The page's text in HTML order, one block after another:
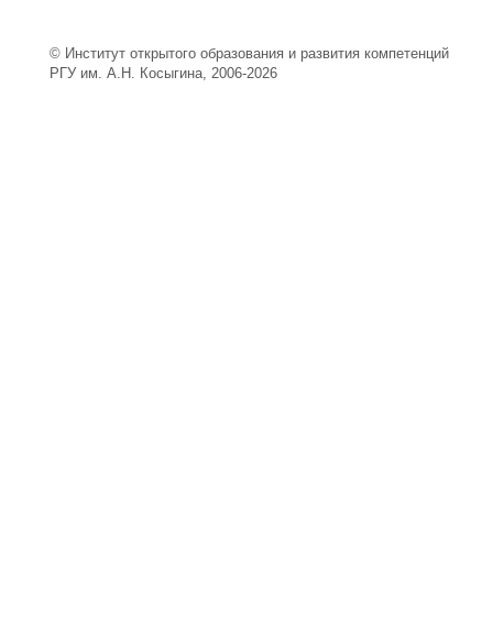
© Институт открытого образования и развития компетенций
РГУ им. А.Н. Косыгина, 2006-2026